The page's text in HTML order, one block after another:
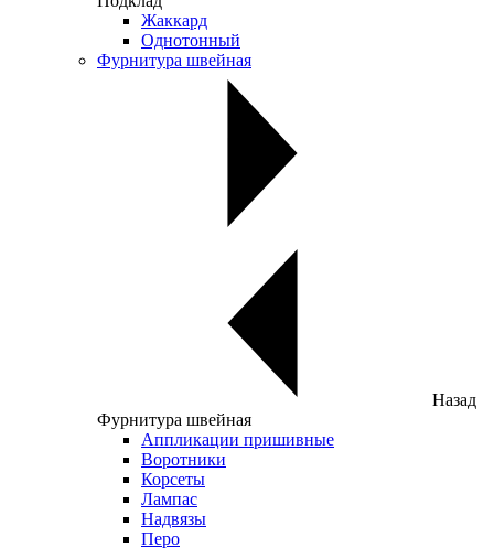
Жаккард
Однотонный
Фурнитура швейная
Назад
Фурнитура швейная
Аппликации пришивные
Воротники
Корсеты
Лампас
Надвязы
Перо